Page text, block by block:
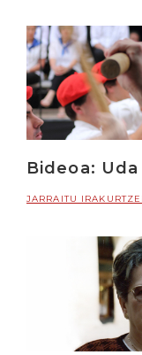
Bideoa:
JARRAITU